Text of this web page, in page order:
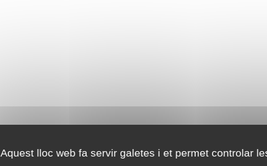
Aquest lloc web fa servir galetes i et permet controlar